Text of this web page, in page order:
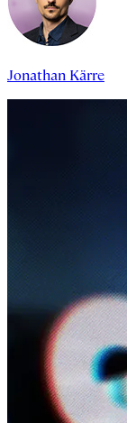
Jonathan Kärre